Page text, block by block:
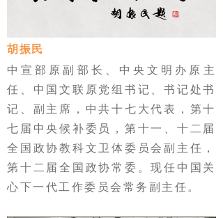
胡振民
中宣部原副部长、中央文明办原主
任、中国文联原党组书记、书记处书
记、副主席，中共十七大代表，第十
七届中央候补委员，第十一、十二届
全国政协教科文卫体委员会副主任，
第十二届全国政协常委。现任中国关
心下一代工作委员会常务副主任。